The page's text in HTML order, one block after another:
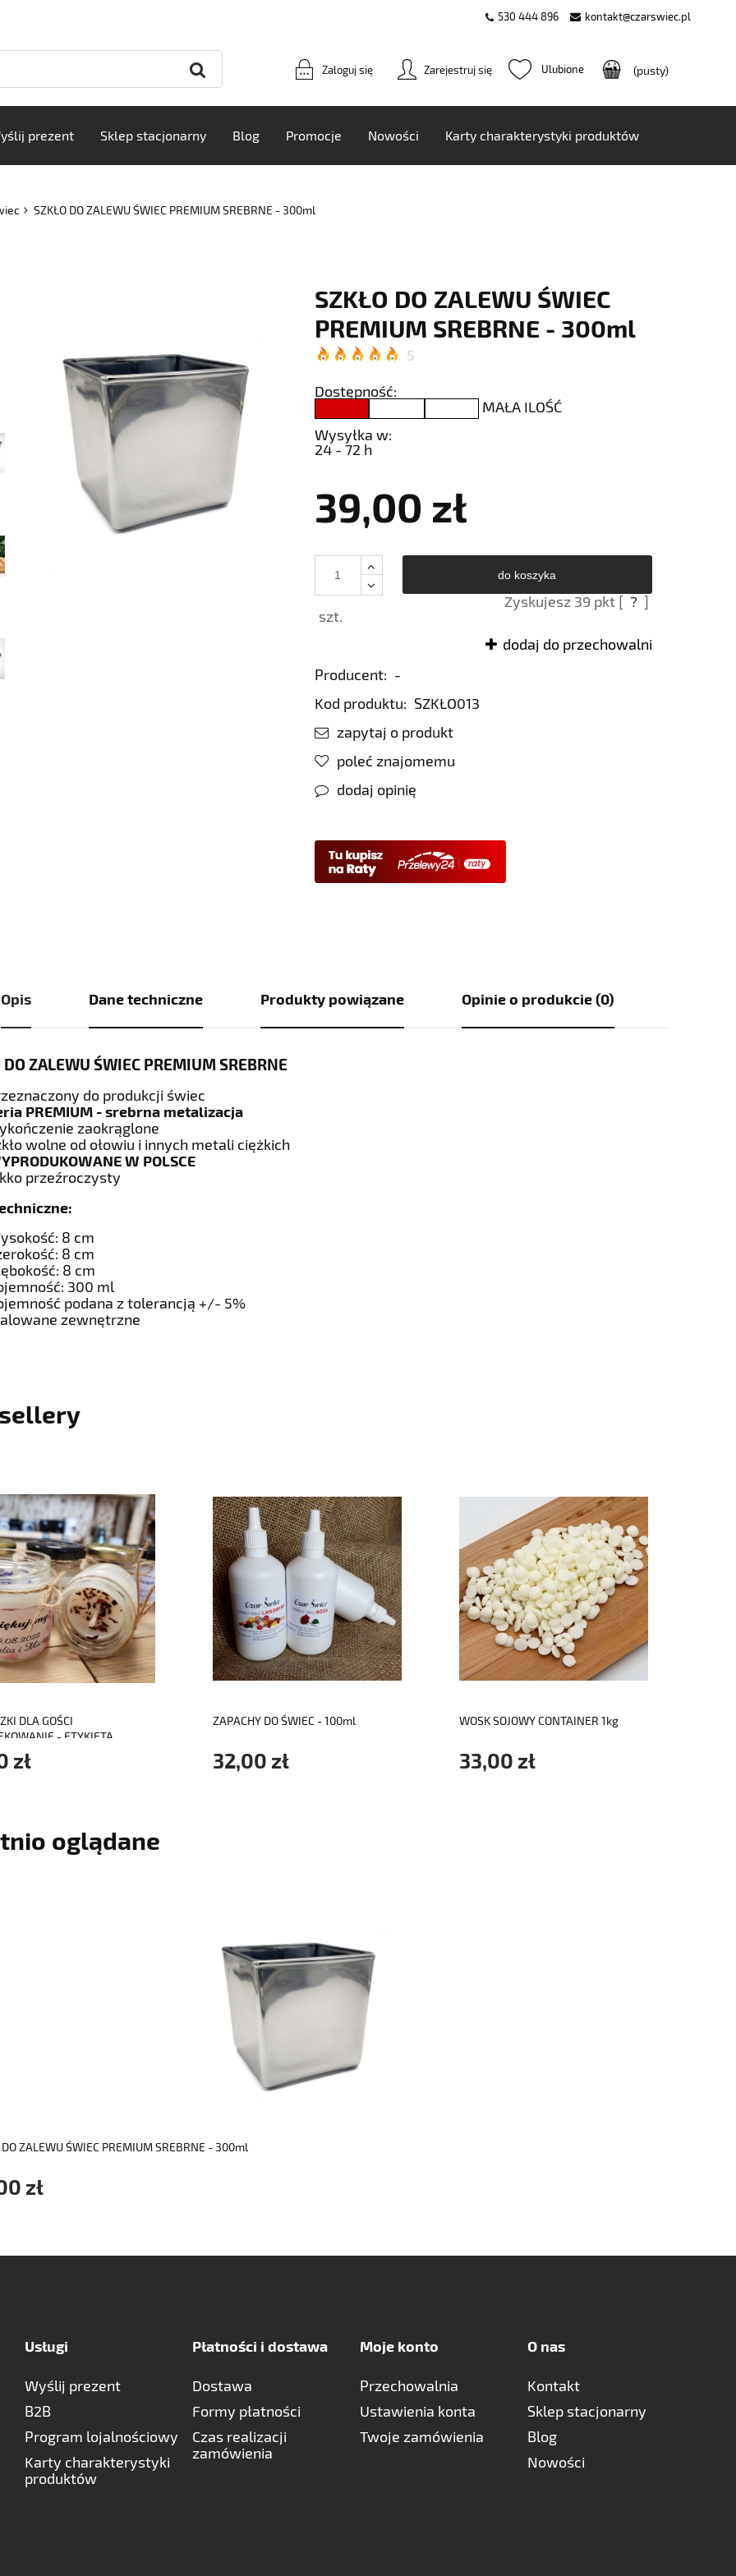
530 444 896 kontakt@czarswiec.pl
Zarejestruj się
Zaloguj się (pusty)
prezent Sklep stacjonarny Blog Promocje Nowości Karty charakterystyki produktów
SZKŁO DO ZALEWU ŚWIEC PREMIUM SREBRNE - 300ml
SZKŁO DO ZALEWU ŚWIEC
PREMIUM SREBRNE - 300ml
5
Dostępność:
MAŁA ILOŚĆ
Wysyłka w:
24 - 72 h
39,00 zł
szt.
do koszyka
Zyskujesz 39 pkt [ ? ]
dodaj do przechowalni
Producent: -
Kod produktu: SZKŁO013
zapytaj o produkt
poleć znajomemu
dodaj opinię
Opis Dane techniczne Produkty powiązane Opinie o produkcie (0)
DO ZALEWU ŚWIEC PREMIUM SREBRNE
do produkcji świec
PREMIUM - srebrna metalizacja
zaokrąglone
wolne od ołowiu i innych metali ciężkich
W POLSCE
przeźroczysty
8 cm
8 cm
8 cm
300 ml
podana z tolerancją +/- 5%
zewnętrzne
DLA GOŚCI
- ETYKIETA
zł
do koszyka
ZAPACHY DO ŚWIEC - 100ml
32,00 zł
do koszyka
WOSK SOJOWY CONTAINER 1kg
33,00 zł
do koszyka
oglądane
DO ZALEWU ŚWIEC PREMIUM SREBRNE - 300ml
zł
do koszyka
Usługi
Wyślij prezent
B2B
Program lojalnościowy
Karty charakterystyki
produktów
Płatności i dostawa
Dostawa
Formy płatności
Czas realizacji
zamówienia
Moje konto
Przechowalnia
Ustawienia konta
Twoje zamówienia
O nas
Kontakt
Sklep stacjonarny
Blog
Nowości